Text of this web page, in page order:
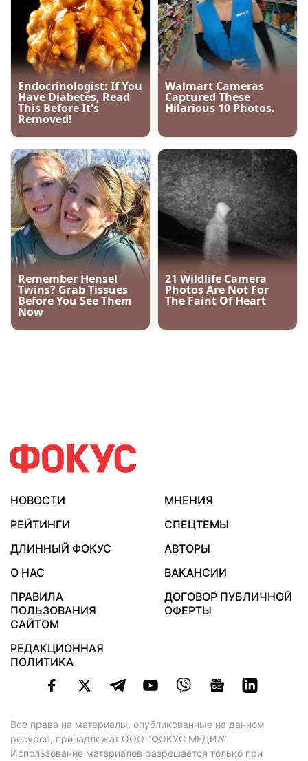
НОВОСТИ
МНЕНИЯ
РЕЙТИНГИ
СПЕЦТЕМЫ
ДЛИННЫЙ ФОКУС
АВТОРЫ
О НАС
ВАКАНСИИ
ПРАВИЛА
ПОЛЬЗОВАНИЯ
САЙТОМ
ДОГОВОР ПУБЛИЧНОЙ
ОФЕРТЫ
РЕДАКЦИОННАЯ
ПОЛИТИКА
Все права на материалы, опубликованные на данном
ресурсе, принадлежат ООО "ФОКУС МЕДИА".
Использование материалов разрешается только при